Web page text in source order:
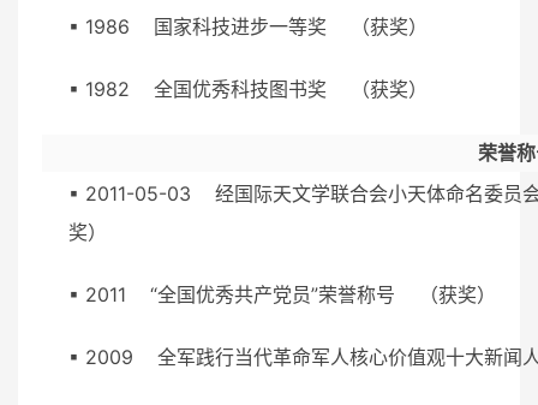
▪ 1986 国家科技进步一等奖 （获奖）
▪ 1982 全国优秀科技图书奖 （获奖）
荣誉
▪ 2011-05-03 经国际天文学联合会小天体命名委员
奖）
▪ 2011 “全国优秀共产党员”荣誉称号 （获奖）
▪ 2009 全军践行当代革命军人核心价值观十大